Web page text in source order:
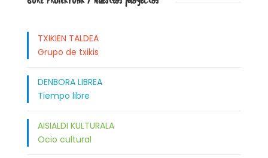
TXIKIEN TALDEA
Grupo de txikis
DENBORA LIBREA
Tiempo libre
AISIALDI KULTURALA
Ocio cultural